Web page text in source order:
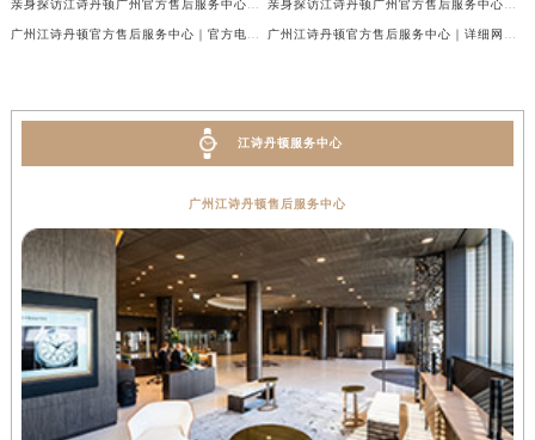
江诗丹顿服务中心
广州江诗丹顿售后服务中心